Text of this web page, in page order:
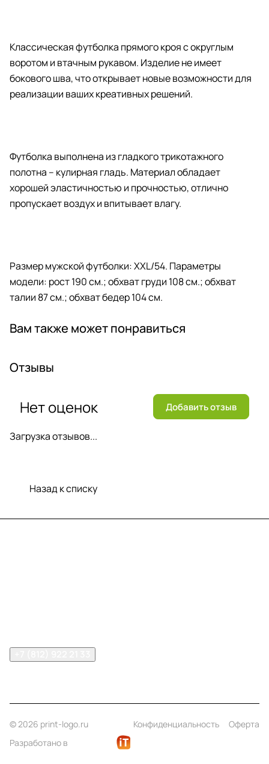
Классическая футболка прямого кроя с округлым
воротом и втачным рукавом. Изделие не имеет
бокового шва, что открывает новые возможности для
реализации ваших креативных решений.
Футболка выполнена из гладкого трикотажного
полотна – кулирная гладь. Материал обладает
хорошей эластичностью и прочностью, отлично
пропускает воздух и впитывает влагу.
Размер мужской футболки: XXL/54. Параметры
модели: рост 190 см.; обхват груди 108 см.; обхват
талии 87 см.; обхват бедер 104 см.
Вам также может понравиться
Отзывы
Загрузка отзывов...
Нет оценок Добавить отзыв
Назад к списку
© 2026 print-logo.ru Конфиденциальность
Оферта
Разработано в